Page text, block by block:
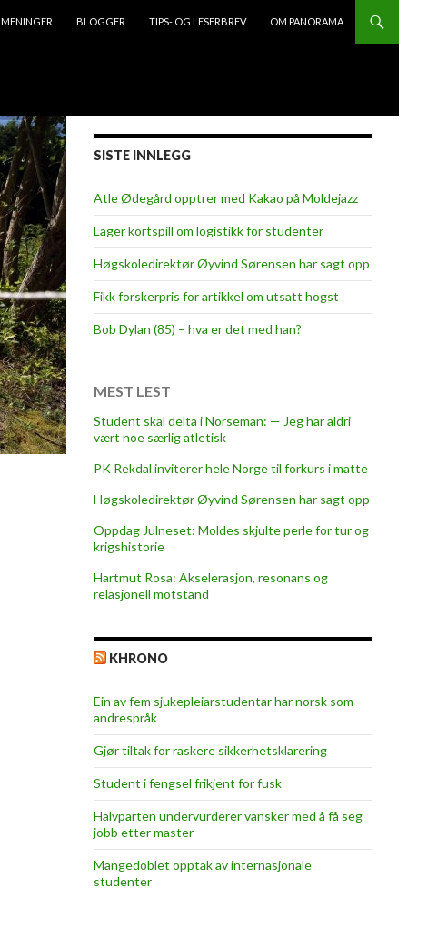
MENINGER BLOGGER TIPS- OG LESERBREV OM PANORAMA
SISTE INNLEGG
Atle Ødegård opptrer med Kakao på Moldejazz
Lager kortspill om logistikk for studenter
Høgskoledirektør Øyvind Sørensen har sagt opp
Fikk forskerpris for artikkel om utsatt hogst
Bob Dylan (85) – hva er det med han?
MEST LEST
Student skal delta i Norseman: — Jeg har aldri
vært noe særlig atletisk
PK Rekdal inviterer hele Norge til forkurs i matte
Høgskoledirektør Øyvind Sørensen har sagt opp
Oppdag Julneset: Moldes skjulte perle for tur og
krigshistorie
Hartmut Rosa: Akselerasjon, resonans og
relasjonell motstand
KHRONO
Ein av fem sjukepleiar­studentar har norsk som
andrespråk
Gjør tiltak for raskere sikkerhets­klarering
Student i fengsel frikjent for fusk
Halvparten undervurderer vansker med å få seg
jobb etter master
Mangedoblet opptak av internasjonale
studenter